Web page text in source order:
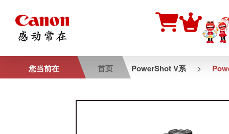
您当前在 首页 PowerShot V系 >